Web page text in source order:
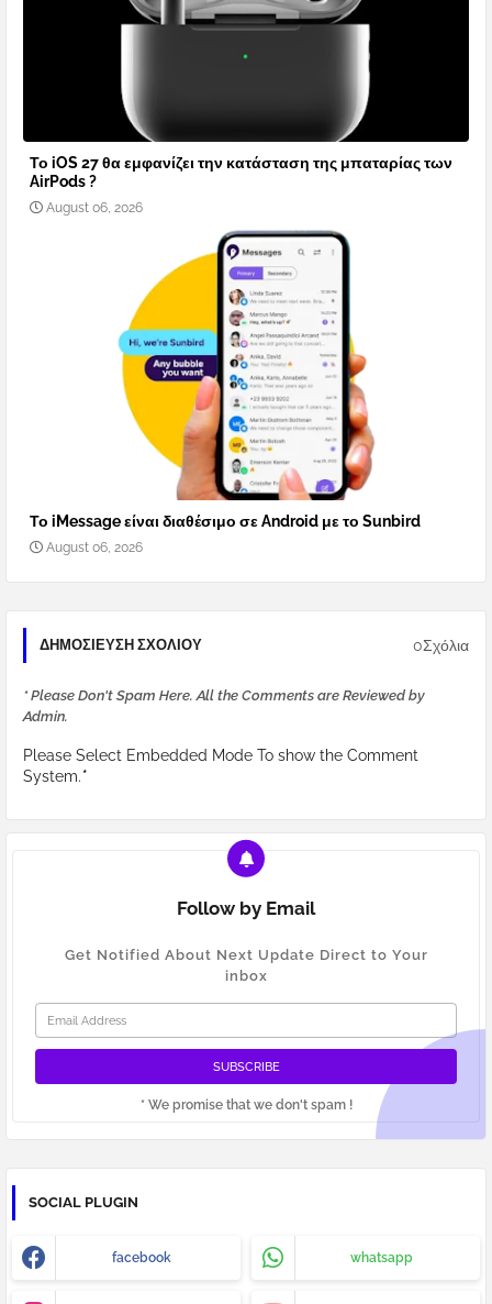
Το iOS 27 θα εμφανίζει την κατάσταση της μπαταρίας των
AirPods ?
August 06, 2026
Το iMessage είναι διαθέσιμο σε Android με το Sunbird
August 06, 2026
ΔΗΜΟΣΊΕΥΣΗ ΣΧΟΛΊΟΥ 0Σχόλια
* Please Don't Spam Here. All the Comments are Reviewed by
Admin.
Please Select Embedded Mode To show the Comment
System.*
Follow by Email
Get Notified About Next Update Direct to Your
inbox
* We promise that we don't spam !
SOCIAL PLUGIN
facebook whatsapp